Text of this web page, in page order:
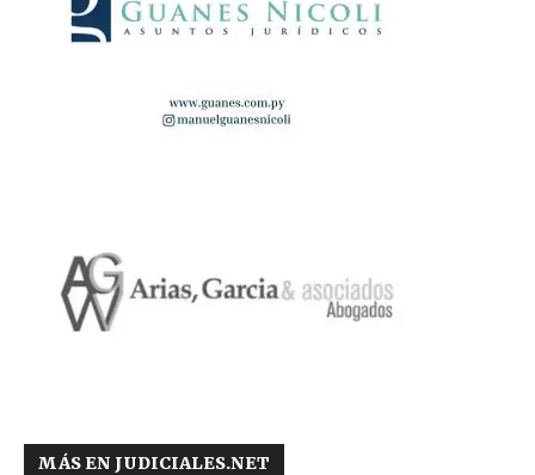
MÁS EN JUDICIALES.NET